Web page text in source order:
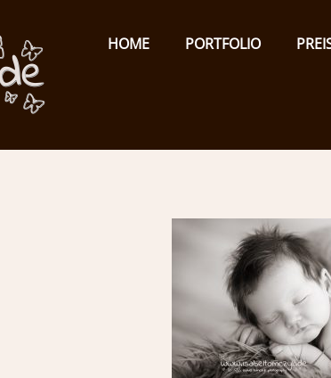
ISABEL
Menu
HOME PORTFOLIO